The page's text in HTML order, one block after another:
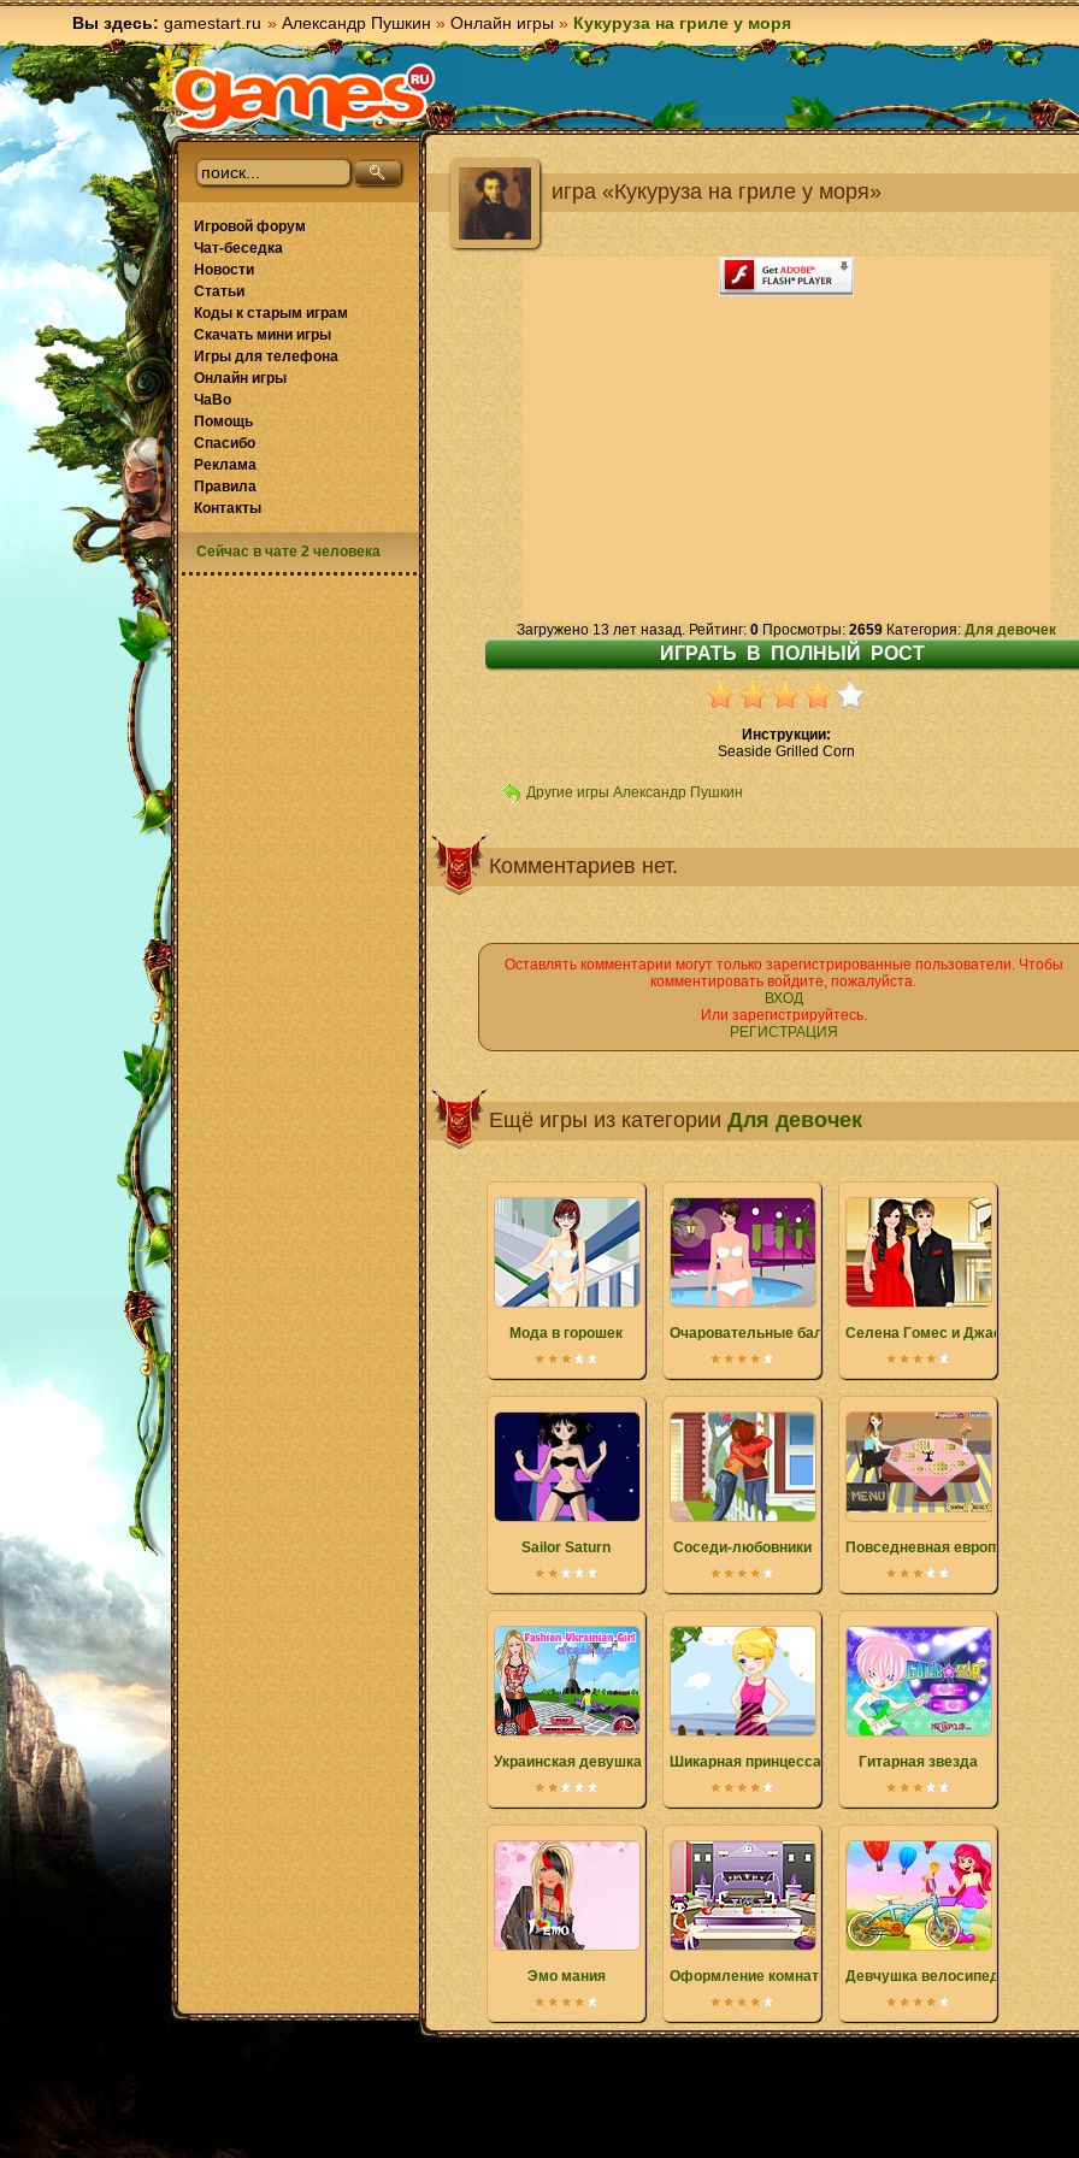
Вы здесь: gamestart.ru » Александр Пушкин » Онлайн игры » Кукуруза на гриле у моря
игра «Кукуруза на гриле у моря»
Загружено 13 лет назад. Рейтинг: 0Просмотры: 2659Категория: Для девочек
Инструкции:
Seaside Grilled Corn
Другие игры Александр Пушкин
Комментариев нет.
Оставлять комментарии могут только зарегистрированные пользователи. Чтобы
комментировать войдите, пожалуйста.
ВХОД
Или зарегистрируйтесь.
РЕГИСТРАЦИЯ
Ещё игры из категории Для девочек
Мода в горошек Очаровательные бальные платьяСелена Гoмес и Джастин Бибер
Sailor Saturn Соседи-любовники Повседневная европейская
Украинская девушка Шикарная принцесса Гитарная звезда
Эмо мания Оформление комнаты Девчушка велосипед
Игровой форум
Чат-беседка
Новости
Статьи
Коды к старым играм
Скачать мини игры
Игры для телефона
Онлайн игры
ЧаВо
Помощь
Спасибо
Реклама
Правила
Контакты
Сейчас в чате 2 человека